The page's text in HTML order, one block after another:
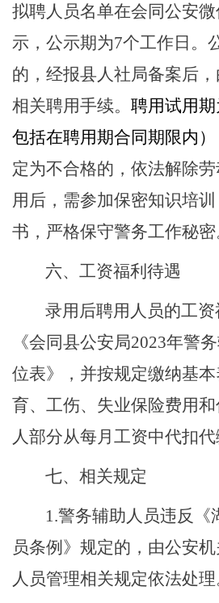
拟聘人员名单在会同公安
示，公示期为7个工作日。
的，经报县人社局备案后
相关聘用手续。 聘用试用期
包括在聘用期合同期限内）
定为不合格的，依法解除
用后，需参加保密知识培
书，严格保守警务工作秘密
六、工资福利待遇
录用后聘用人员的工
《会同县公安局2023年警
位表》，并按规定缴纳基
育、工伤、失业保险费用
人部分从每月工资中代扣代
七、相关规定
1.警务辅助人员违反《
员条例》规定的，由公安
人员管理相关规定依法处理